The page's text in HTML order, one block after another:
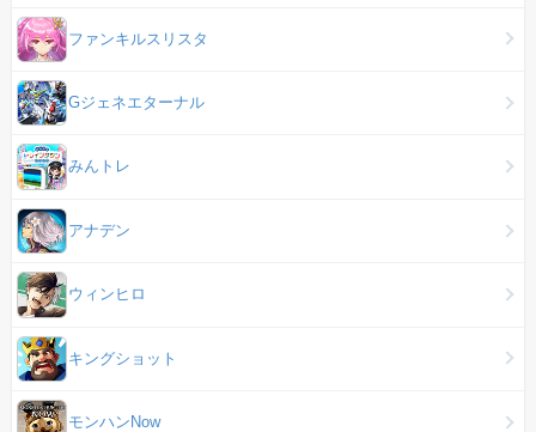
ファンキルスリスタ
Gジェネエターナル
みんトレ
アナデン
ウィンヒロ
キングショット
モンハンNow